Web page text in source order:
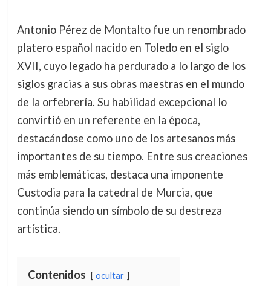
Antonio Pérez de Montalto fue un renombrado
platero español nacido en Toledo en el siglo
XVII, cuyo legado ha perdurado a lo largo de los
siglos gracias a sus obras maestras en el mundo
de la orfebrería. Su habilidad excepcional lo
convirtió en un referente en la época,
destacándose como uno de los artesanos más
importantes de su tiempo. Entre sus creaciones
más emblemáticas, destaca una imponente
Custodia para la catedral de Murcia, que
continúa siendo un símbolo de su destreza
artística.
Contenidos ocultar